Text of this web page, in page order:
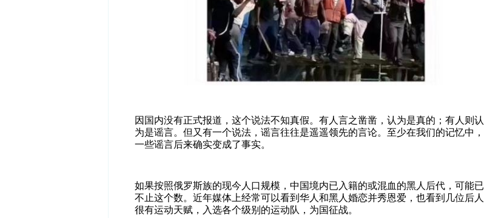
因国内没有正式报道，这个说法不知真假。有人言之凿凿，认为是真的；有人则认
为是谣言。但又有一个说法，谣言往往是遥遥领先的言论。至少在我们的记忆中，
一些谣言后来确实变成了事实。
如果按照俄罗斯族的现今人口规模，中国境内已入籍的或混血的黑人后代，可能已
不止这个数。近年媒体上经常可以看到华人和黑人婚恋并秀恩爱，也看到几位后人
很有运动天赋，入选各个级别的运动队，为国征战。